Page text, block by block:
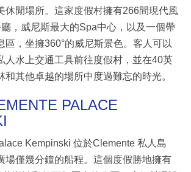
休閒場所。這家度假村擁有266間現代風
，威尼斯最大的Spa中心，以及一個帶
區，坐擁360°的威尼斯景色。客人可以
人水上交通工具前往度假村，並在40英
和其他卓越的場所中度過難忘的時光。
PALACE
Kempinski 位於Clemente 私人島
場僅幾分鐘的船程。這個度假勝地擁有